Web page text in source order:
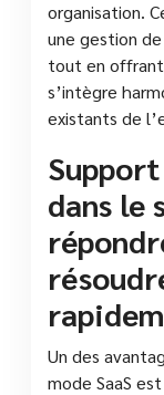
organisation.
une gestion
tout en offrant
s’intègre
existants de
dans le
Un des
mode SaaS